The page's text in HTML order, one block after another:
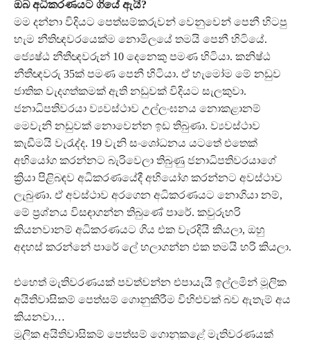
ඔබ අධිකරණයට ගියේ ඇයි?
මම දන්නා විදියට පෙත්සම්කරුවන් වෙනුවෙන් පෙනී හිටපු
හැම නීතිඥවරයෙක්ම නොමිලයේ තමයි පෙනී හිටියේ.
ජ්‍යෙෂ්ඨ නීතීඥවරුන් 10 දෙනෙකු පමණ හිටියා. කනිෂ්ඨ
නීතීඥවරු 35ක් පමණ පෙනී හිටියා. ඒ හැමෝම මේ නඩුව
ජාතික වැදගත්කමක් ඇති නඩුවක් විදියට සැලකුවා.
ජනාධිපතිවරයා ව්‍යවස්ථාව උල්ලංඝනය නොකළානම්
මෙවැනි නඩුවක් නොවෙන්න ඉඩ තිබුණා. ව්‍යවස්ථාව
කැඩීමයි වැරැද්ද. 19 වැනි සංශෝධනය යටතේ එතෙක්
අභියෝග කරන්නට බැරිවෙලා තිබුණු ජනාධිපතිවරයාගේ
ක්‍රියා පිළිබඳව අධිකරණයේදී අභියෝග කරන්නට අවස්ථාව
ලැබුණා. ඒ අවස්ථාව අරගෙන අධිකරණයට නොගියා නම්,
මේ ප්‍රශ්නය විසඳාගන්න තිබුණේ පාරේ. කවුරුහරි
කියනවානම් අධිකරණයට ගිය එක වැරදියි කියලා, ඔහු
අදහස් කරන්නේ පාරේ ලේ හලාගන්න එක තමයි හරි කියලා.
එහෙත් මැතිවරණයක් පවත්වන්න එපායැයි ඉල්ලමින් මූලික
අයිතිවාසිකම් පෙත්සම් ගොනුකිරීම විහිළුවක් බව ඇතැම් අය
කියනවා…
මූලික අයිතිවාසිකම් පෙත්සම් ගොනුකළේ මැතිවරණයක්